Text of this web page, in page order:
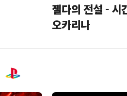
젤다의 전설 - 시
오카리나